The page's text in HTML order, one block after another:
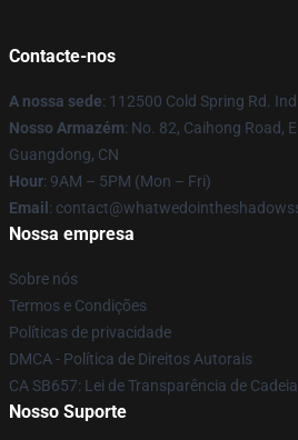
Contacte-nos
A nossa sede: 112500 Cold Spring Rd.
Nosso Armazém: No. 82, Caihong Road,
Guangdong, CN
Hour: 9AM – 5PM (Mon – Fri)
Email :
Nossa empresa
Sobre nós
Termos e Condições
Políticas de privacidade
DMCA - Política de Direitos Autorais
CA SB657: Lei de Transparência de
Nosso Suporte